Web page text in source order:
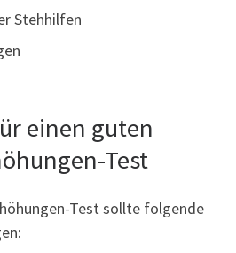
Stehhilfen
einen guten
Test
Test sollte folgende